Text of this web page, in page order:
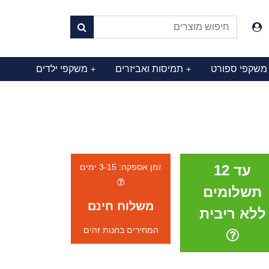
משקפי ספורט תמיסות ואביזרים + משקפי ילדים +
עד 12
תשלומים
ללא ריבית
זמן אספקה: 3-15 ימים
משלוח חינם
המחירים בחנות זהים